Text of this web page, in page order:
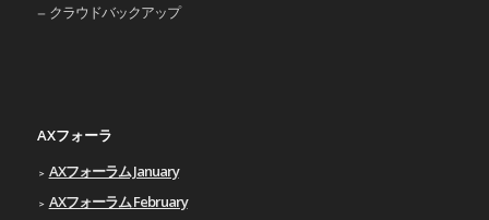
クラウドバックアップ
AXフォーラ
AXフォーラム January
AXフォーラム February